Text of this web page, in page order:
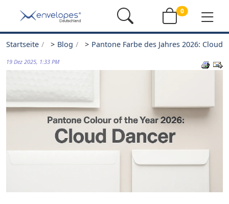
0
Startseite > Blog > Pantone Farbe des Jahres 2026:
19 Dez 2025, 1:33 PM